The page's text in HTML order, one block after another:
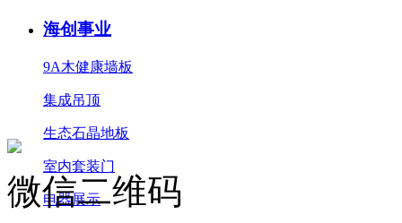
海创事业
9A木健康墙板
集成吊顶
生态石晶地板
室内套装门
电器展示
微信二维码